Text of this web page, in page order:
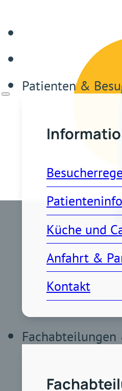
Patienten &
Küche und
Anfahrt &
Kontakt
Fachabteilungen